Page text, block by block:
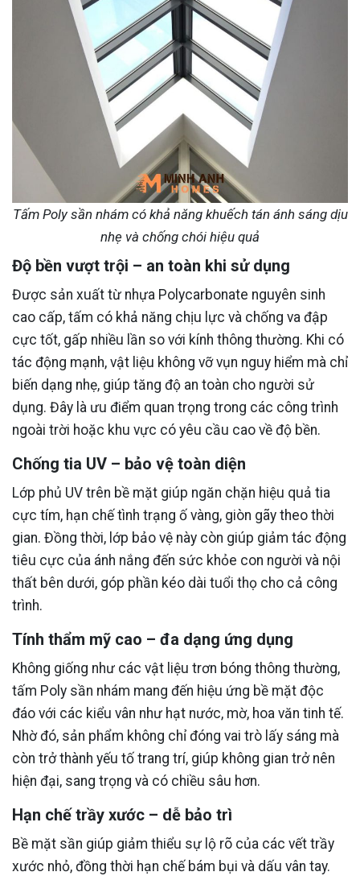
Tấm Poly sần nhám có khả năng khuếch tán ánh sáng dịu
nhẹ và chống chói hiệu quả
Độ bền vượt trội – an toàn khi sử dụng
Được sản xuất từ nhựa Polycarbonate nguyên sinh
cao cấp, tấm có khả năng chịu lực và chống va đập
cực tốt, gấp nhiều lần so với kính thông thường. Khi có
tác động mạnh, vật liệu không vỡ vụn nguy hiểm mà chỉ
biến dạng nhẹ, giúp tăng độ an toàn cho người sử
dụng. Đây là ưu điểm quan trọng trong các công trình
ngoài trời hoặc khu vực có yêu cầu cao về độ bền.
Chống tia UV – bảo vệ toàn diện
Lớp phủ UV trên bề mặt giúp ngăn chặn hiệu quả tia
cực tím, hạn chế tình trạng ố vàng, giòn gãy theo thời
gian. Đồng thời, lớp bảo vệ này còn giúp giảm tác động
tiêu cực của ánh nắng đến sức khỏe con người và nội
thất bên dưới, góp phần kéo dài tuổi thọ cho cả công
trình.
Tính thẩm mỹ cao – đa dạng ứng dụng
Không giống như các vật liệu trơn bóng thông thường,
tấm Poly sần nhám mang đến hiệu ứng bề mặt độc
đáo với các kiểu vân như hạt nước, mờ, hoa văn tinh tế.
Nhờ đó, sản phẩm không chỉ đóng vai trò lấy sáng mà
còn trở thành yếu tố trang trí, giúp không gian trở nên
hiện đại, sang trọng và có chiều sâu hơn.
Hạn chế trầy xước – dễ bảo trì
Bề mặt sần giúp giảm thiểu sự lộ rõ của các vết trầy
xước nhỏ, đồng thời hạn chế bám bụi và dấu vân tay.